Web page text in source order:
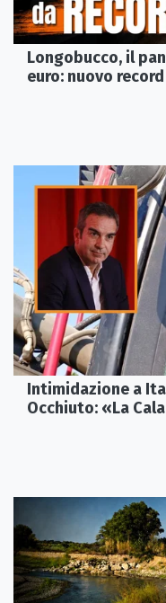
Longobucco, il
euro: nuovo
Intimidazione a
Occhiuto: «La